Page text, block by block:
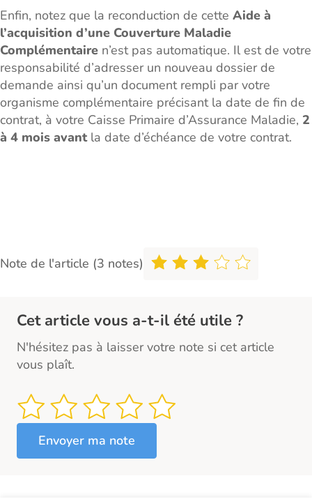
Enfin, notez que la reconduction de cette Aide à
l’acquisition d’une Couverture Maladie
Complémentaire n’est pas automatique. Il est de votre
responsabilité d’adresser un nouveau dossier de
demande ainsi qu’un document rempli par votre
organisme complémentaire précisant la date de fin de
contrat, à votre Caisse Primaire d’Assurance Maladie, 2
à 4 mois avantla date d’échéance de votre contrat.
Note de l'article (3 notes)
Cet article vous a-t-il été utile ?
N'hésitez pas à laisser votre note si cet article
vous plaît.